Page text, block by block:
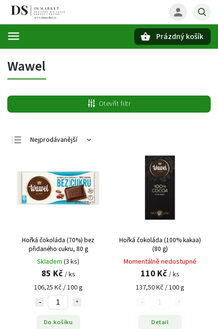
Prázdný košík
Wawel
Otevřít filtr
Nejprodávanější
Nejdražší
Abecedně
Hořká čokoláda (70%) bez
přidaného cukru, 80 g
Skladem (3 ks)
85 Kč / ks
106,25 Kč / 100 g
Do košíku
Hořká čokoláda (100% kakaa)
(80 g)
Momentálně nedostupné
110 Kč / ks
137,50 Kč / 100 g
Detail